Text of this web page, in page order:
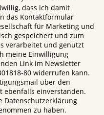
dass ich damit
das Kontaktformular
für Marketing und
gespeichert und zum
verarbeitet und genutzt
meine Einwilligung
Link im Newsletter
80 widerrufen kann.
über den
ebenfalls einverstanden.
Datenschutzerklärung
zu haben.